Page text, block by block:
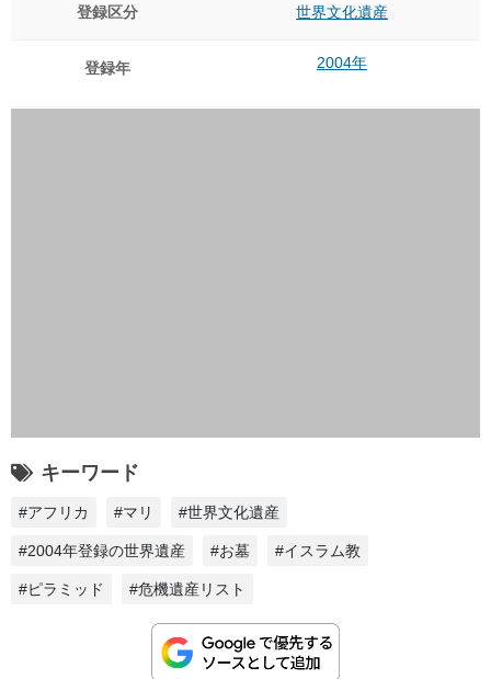
登録区分 世界文化遺産
登録年 2004年
キーワード
#アフリカ #マリ #世界文化遺産
#2004年登録の世界遺産 #お墓 #イスラム教
#ピラミッド #危機遺産リスト